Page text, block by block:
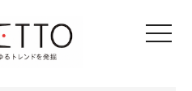
toggle